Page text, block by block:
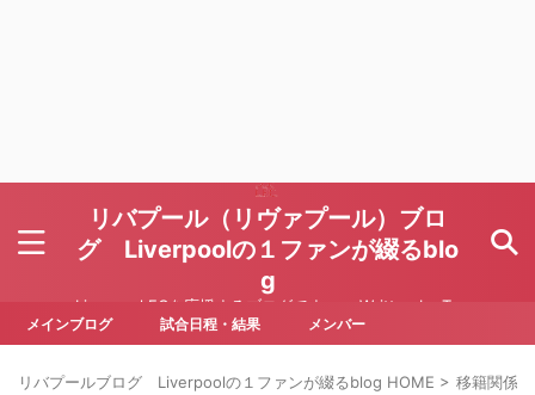
リバプール（リヴァプール）ブロ
グ Liverpoolの１ファンが綴るblo
g
Liverpool FCを応援するブログです Written by To
ru Yoda
メインブログ 試合日程・結果 メンバー
リバプールブログ Liverpoolの１ファンが綴るblog HOME > 移籍関係